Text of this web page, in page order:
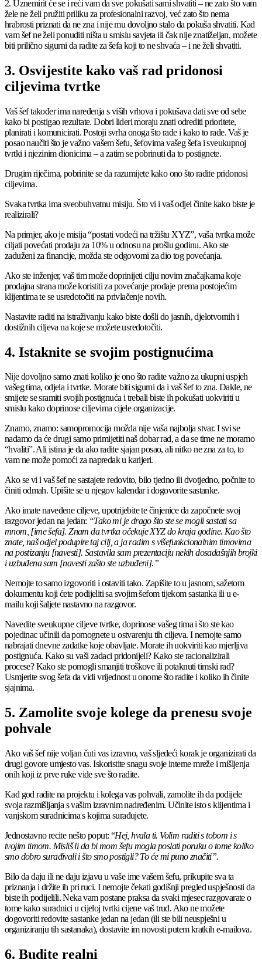
2. Uznemirit će se i reći vam da sve pokušati sami shvatiti – ne zato što vam
žele ne želi pružiti priliku za profesionalni razvoj, već zato što nema
hrabrosti priznati da ne zna i nije mu dovoljno stalo da pokuša shvatiti. Kad
vam šef ne želi ponuditi ništa u smislu savjeta ili čak nije znatiželjan, možete
biti prilično sigurni da radite za šefa koji to ne shvaća – i ne želi shvatiti.
3. Osvijestite kako vaš rad pridonosi
ciljevima tvrtke
Vaš šef također ima naređenja s viših vrhova i pokušava dati sve od sebe
kako bi postigao rezultate. Dobri lideri moraju znati odrediti prioritete,
planirati i komunicirati. Postoji svrha onoga što rade i kako to rade. Vaš je
posao naučiti što je važno vašem šefu, šefovima vašeg šefa i sveukupnoj
tvrtki i njezinim dionicima – a zatim se pobrinuti da to postignete.
Drugim riječima, pobrinite se da razumijete kako ono što radite pridonosi
ciljevima.
Svaka tvrtka ima sveobuhvatnu misiju. Što vi i vaš odjel činite kako biste je
realizirali?
Na primjer, ako je misija “postati vodeći na tržištu XYZ”, vaša tvrtka može
ciljati povećati prodaju za 10% u odnosu na prošlu godinu. Ako ste
zaduženi za financije, možda ste odgovorni za dio tog povećanja.
Ako ste inženjer, vaš tim može doprinijeti cilju novim značajkama koje
prodajna strana može koristiti za povećanje prodaje prema postojećim
klijentima te se usredotočiti na privlačenje novih.
Nastavite raditi na istraživanju kako biste došli do jasnih, djelotvornih i
dostižnih ciljeva na koje se možete usredotočiti.
4. Istaknite se svojim postignućima
Nije dovoljno samo znati koliko je ono što radite važno za ukupni uspjeh
vašeg tima, odjela i tvrtke. Morate biti sigurni da i vaš šef to zna. Dakle, ne
smijete se sramiti svojih postignuća i trebali biste ih pokušati uokviriti u
smislu kako doprinose ciljevima cijele organizacije.
Znamo, znamo: samopromocija možda nije vaša najbolja stvar. I svi se
nadamo da će drugi samo primijetiti naš dobar rad, a da se time ne moramo
“hvaliti”. Ali istina je da ako radite sjajan posao, ali nitko ne zna za to, to
vam ne može pomoći za napredak u karijeri.
Ako se vi i vaš šef ne sastajete redovito, bilo tjedno ili dvotjedno, počnite to
činiti odmah. Upišite se u njegov kalendar i dogovorite sastanke.
Ako imate navedene ciljeve, upotrijebite te činjenice da započnete svoj
razgovor jedan na jedan: “Tako mi je drago što ste se mogli sastati sa
mnom, [ime šefa]. Znam da tvrtka očekuje XYZ do kraja godine. Kao što
znate, naš odjel podupire taj cilj, a ja radim s višefunkcionalnim timovima
na postizanju [navesti]. Sastavila sam prezentaciju nekih dosadašnjih brojki
i uzbuđena sam [navesti zašto ste uzbuđeni].”
Nemojte to samo izgovoriti i ostaviti tako. Zapišite to u jasnom, sažetom
dokumentu koji ćete podijeliti sa svojim šefom tijekom sastanka ili u e-
mailu koji šaljete nastavno na razgovor.
Navedite sveukupne ciljeve tvrtke, doprinose vašeg tima i što ste kao
pojedinac učinili da pomognete u ostvarenju tih ciljeva. I nemojte samo
nabrajati dnevne zadatke koje obavljate. Morate ih uokviriti kao mjerljiva
postignuća. Kako su vaši zadaci pridonijeli? Kako ste racionalizirali
procese? Kako ste pomogli smanjiti troškove ili potaknuti timski rad?
Usmjerite svog šefa da vidi vrijednost u onome što radite i koliko ih činite
sjajnima.
5. Zamolite svoje kolege da prenesu svoje
pohvale
Ako vaš šef nije voljan čuti vas izravno, vaš sljedeći korak je organizirati da
drugi govore umjesto vas. Iskoristite snagu svoje interne mreže i mišljenja
onih koji iz prve ruke vide sve što radite.
Kad god radite na projektu i kolega vas pohvali, zamolite ih da podijele
svoja razmišljanja s vašim izravnim nadređenim. Učinite isto s klijentima i
vanjskom suradnicima s kojima surađujete.
Jednostavno recite nešto poput: “Hej, hvala ti. Volim raditi s tobom i s
tvojim timom. Misliš li da bi mom šefu mogla poslati poruku o tome koliko
smo dobro surađivali i što smo postigli? To će mi puno značiti”.
Bilo da daju ili ne daju izjavu u vaše ime vašem šefu, prikupite sva ta
priznanja i držite ih pri ruci. I nemojte čekati godišnji pregled uspješnosti da
biste ih podijelili. Neka vam postane praksa da svaki mjesec razgovarate o
tome kako suradnici u cijeloj tvrtki cijene vaš trud. Ako ne možete
dogovoriti redovite sastanke jedan na jedan (ili ste bili neuspješni u
organiziranju tih sastanaka), dostavite im novosti putem kratkih e-mailova.
6. Budite realni